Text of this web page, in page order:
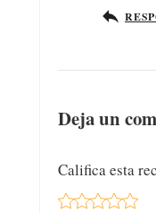
Deja un
Califica esta